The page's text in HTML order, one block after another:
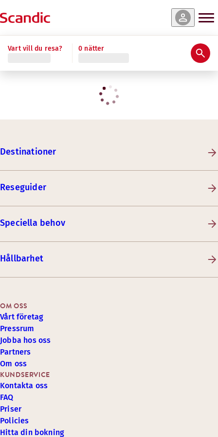
Vart vill du resa? 0 nätter
Destinationer
Reseguider
Speciella behov
Hållbarhet
KUNDSERVICE
Kontakta oss
FAQ
Priser
Policies
Hitta din bokning
OM OSS
Vårt företag
Pressrum
Jobba hos oss
Partners
Om oss